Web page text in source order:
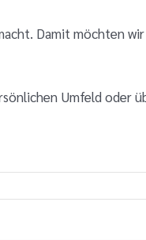
Damit möchten
Umfeld oder